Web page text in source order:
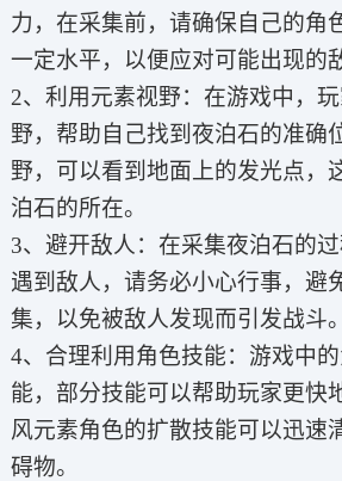
力，在采集前，请确保自己的角
一定水平，以便应对可能出现的
2、利用元素视野：在游戏中，
野，帮助自己找到夜泊石的准确
野，可以看到地面上的发光点，
泊石的所在。
3、避开敌人：在采集夜泊石的
遇到敌人，请务必小心行事，避
集，以免被敌人发现而引发战斗。
4、合理利用角色技能：游戏中
能，部分技能可以帮助玩家更快
风元素角色的扩散技能可以迅速
碍物。